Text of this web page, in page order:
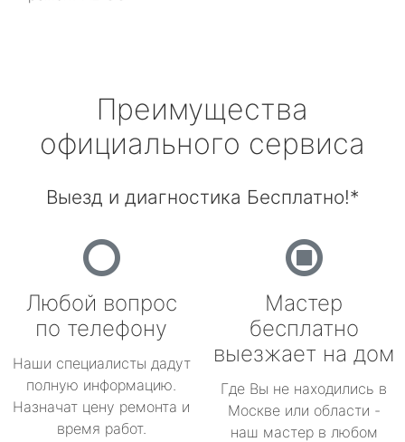
Преимущества
официального сервиса
Выезд и диагностика Бесплатно!*
Любой вопрос
по телефону
Наши специалисты дадут
полную информацию.
Назначат цену ремонта и
время работ.
Мастер
бесплатно
выезжает на дом
Где Вы не находились в
Москве или области -
наш мастер в любом